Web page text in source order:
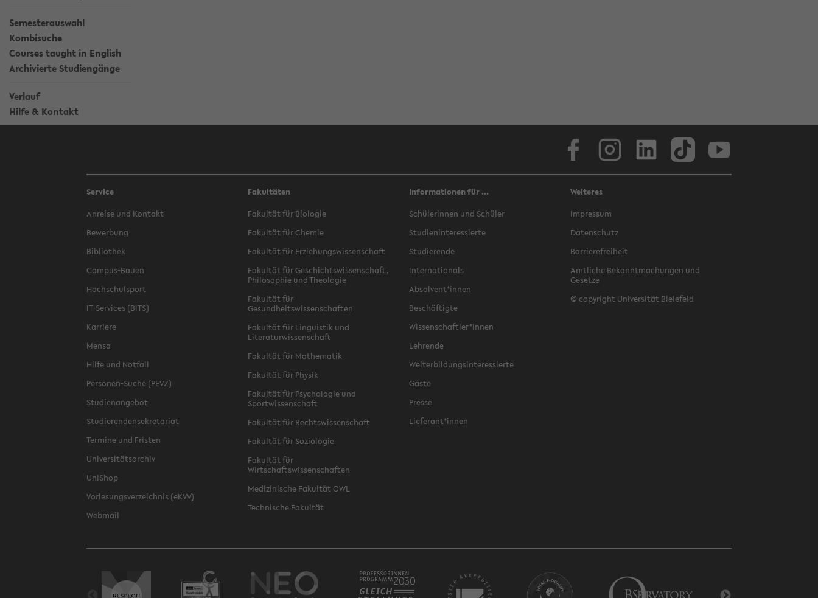
Semesterauswahl
Kombisuche
Courses taught in English
Archivierte Studiengänge
Verlauf
Hilfe & Kontakt
Service
Anreise und Kontakt
Bewerbung
Bibliothek
Campus-Bauen
Hochschulsport
IT-Services (BITS)
Karriere
Mensa
Hilfe und Notfall
Personen-Suche (PEVZ)
Studienangebot
Studierendensekretariat
Termine und Fristen
Universitätsarchiv
UniShop
Vorlesungsverzeichnis (eKVV)
Webmail
Fakultäten
Fakultät für Biologie
Fakultät für Chemie
Fakultät für Erziehungswissenschaft
Fakultät für Geschichtswissenschaft,
Philosophie und Theologie
Fakultät für
Gesundheitswissenschaften
Fakultät für Linguistik und
Literaturwissenschaft
Fakultät für Mathematik
Fakultät für Physik
Fakultät für Psychologie und
Sportwissenschaft
Fakultät für Rechtswissenschaft
Fakultät für Soziologie
Fakultät für
Wirtschaftswissenschaften
Medizinische Fakultät OWL
Technische Fakultät
Informationen für ...
Schülerinnen und Schüler
Studieninteressierte
Studierende
Internationals
Absolvent*innen
Beschäftigte
Wissenschaftler*innen
Lehrende
Weiterbildungsinteressierte
Gäste
Presse
Lieferant*innen
Weiteres
Impressum
Datenschutz
Barrierefreiheit
Amtliche Bekanntmachungen und
Gesetze
© copyright Universität Bielefeld